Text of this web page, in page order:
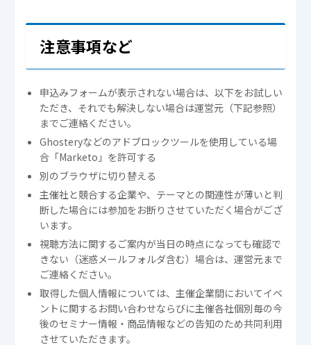
注意事項など
申込みフォームが表示されない場合は、以下をお試しい
ただき、それでも解決しない場合は運営元（下記参照）
までご連絡ください。
Ghosteryなどのアドブロックツールを使用している場
合「Marketo」を許可する
別のブラウザに切り替える
主催社と競合する企業や、テーマとの関連性が薄いと判
断した場合には参加をお断りさせていただく場合がござ
います。
視聴方法に関するご案内が当日の時点になっても確認で
きない（迷惑メールフォルダ含む）場合は、運営元まで
ご連絡ください。
取得した個人情報については、主催企業間においてイベ
ントに関するお問い合わせならびに主催各社個別毎の今
後のセミナー情報・商品情報などの告知のため共同利用
させていただきます。